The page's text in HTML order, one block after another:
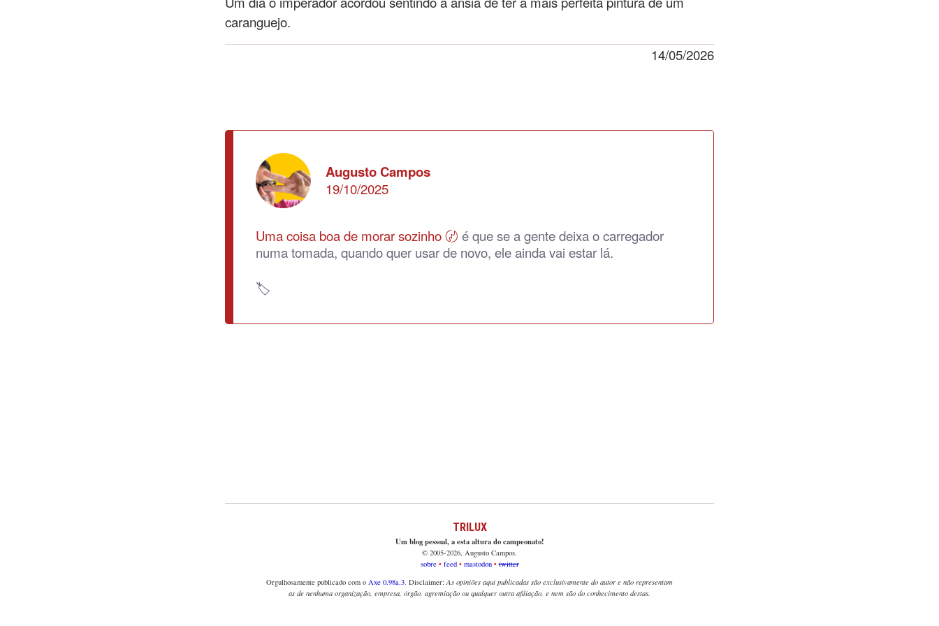
caranguejo.
14/05/2026
Augusto Campos
19/10/2025
Uma coisa boa de morar sozinho〄 é que se a gente deixa o carregador
numa tomada, quando quer usar de novo, ele ainda vai estar lá.
🏷️
TRILUX
Um blog pessoal, a esta altura do campeonato!
© 2005-2026, Augusto Campos.
sobre
feed mastodon
twitter
Orgulhosamente publicado com o Axe 0.98a.3. Disclaimer:As opiniões aqui publicadas são exclusivamente do autor e não representam
as de nenhuma organização, empresa, órgão, agremiação ou qualquer outra afiliação, e nem são do conhecimento destas.